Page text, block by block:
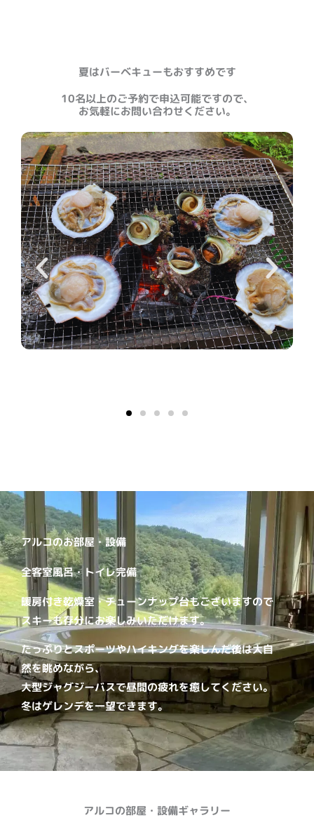
夏はバーベキューもおすすめです
10名以上のご予約で申込可能ですので、
お気軽にお問い合わせください。
アルコのお部屋・設備
全客室風呂・トイレ完備
暖房付き乾燥室・チューンナップ台もございますので
スキーも存分にお楽しみいただけます。
たっぷりとスポーツやハイキングを楽しんだ後は大自
然を眺めながら、
大型ジャグジーバスで昼間の疲れを癒してください。
冬はゲレンデを一望できます。
アルコの部屋・設備ギャラリー